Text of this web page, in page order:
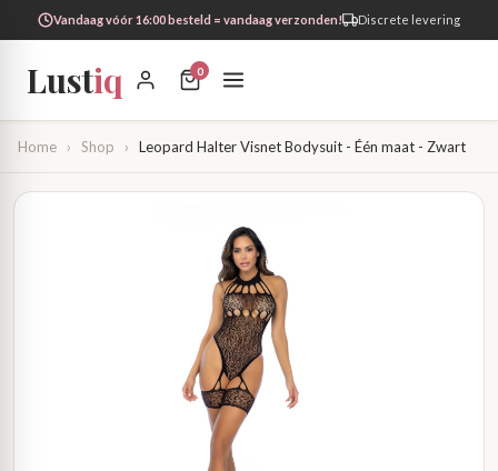
Vandaag vóór 16:00 besteld = vandaag verzonden! Discrete levering
Lustiq 0
Home › Shop › Leopard Halter Visnet Bodysuit - Één maat - Zwart